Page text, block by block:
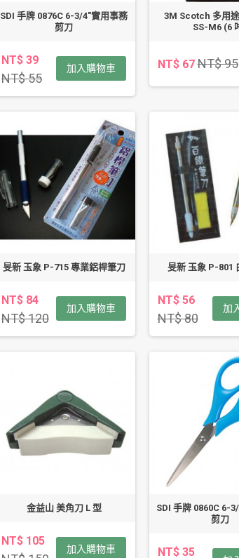
SDI 手牌 0876C 6-3/4"實用事務
剪刀
NT$ 39
NT$ 55
加入購物車
3M Scotch 多用
SS-M6 (6
NT$ 67NT$ 95
旻新 玉象 P-715 專業鋁桿筆刀
NT$ 84
NT$ 120
加入購物車
旻新 玉象 P-801
NT$ 56
NT$ 80
加
金益山 美角刀 L 型
NT$ 105
加入購物車
SDI 手牌 0860C 6-
剪刀
NT$ 35